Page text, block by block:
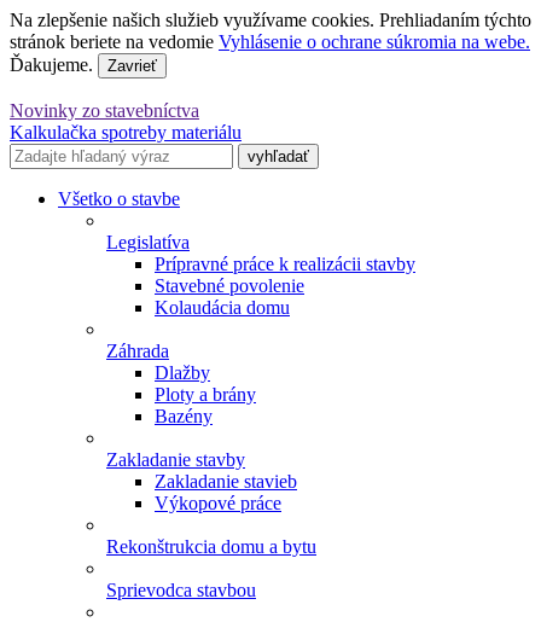
Na zlepšenie našich služieb využívame cookies. Prehliadaním týchto
stránok beriete na vedomie Vyhlásenie o ochrane súkromia na webe.
Ďakujeme.
Zavrieť
Novinky zo stavebníctva
Kalkulačka spotreby materiálu
Všetko o stavbe
Legislatíva
Prípravné práce k realizácii stavby
Stavebné povolenie
Kolaudácia domu
Záhrada
Dlažby
Ploty a brány
Bazény
Zakladanie stavby
Zakladanie stavieb
Výkopové práce
Rekonštrukcia domu a bytu
Sprievodca stavbou